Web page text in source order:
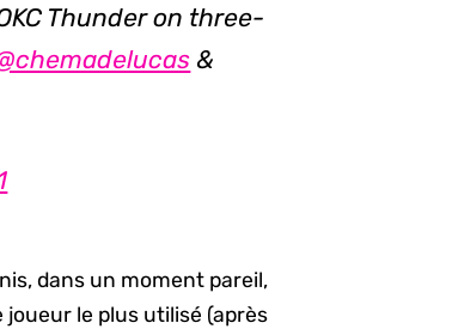
Thunder on three-
&
dans un moment pareil,
joueur le plus utilisé (après